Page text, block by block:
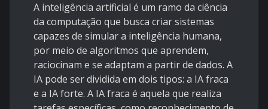
A inteligência artificial é um ramo da ciência
da computação que busca criar sistemas
capazes de simular a inteligência humana,
por meio de algoritmos que aprendem,
raciocinam e se adaptam a partir de dados. A
IA pode ser dividida em dois tipos: a IA fraca
e a IA forte. A IA fraca é aquela que realiza